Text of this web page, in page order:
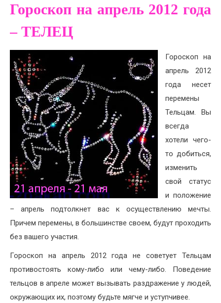
Гороскоп на апрель 2012 года
– ТЕЛЕЦ
Гороскоп на
апрель 2012
года несет
перемены
Тельцам. Вы
всегда
хотели чего-
то добиться,
изменить
свой статус
и положение
– апрель подтолкнет вас к осуществлению мечты.
Причем перемены, в большинстве своем, будут проходить
без вашего участия.
Гороскоп на апрель 2012 года не советует Тельцам
противостоять кому-либо или чему-либо. Поведение
тельцов в апреле может вызывать раздражение у людей,
окружающих их, поэтому будьте мягче и уступчивее.